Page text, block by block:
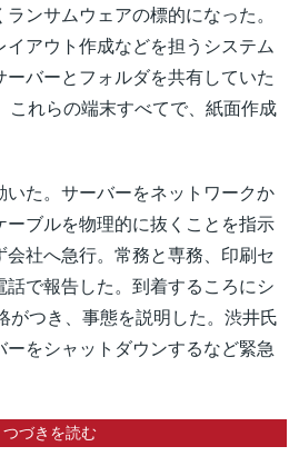
ンサムウェアの標的になった。
アウト作成などを担うシステム
バーとフォルダを共有していた
これらの端末すべてで、紙面作成
いた。サーバーをネットワークか
ーブルを物理的に抜くことを指示
会社へ急行。常務と専務、印刷セ
話で報告した。到着するころにシ
がつき、事態を説明した。渋井氏
をシャットダウンするなど緊急
つづきを読む